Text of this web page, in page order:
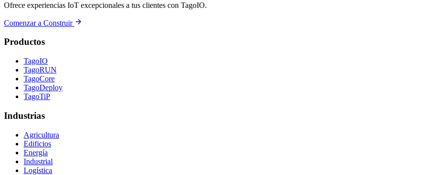
Ofrece experiencias IoT excepcionales a tus clientes con TagoIO.
Comenzar a Construir
Productos
TagoIO
TagoRUN
TagoCore
TagoDeploy
TagoTiP
Industrias
Agricultura
Edificios
Energía
Industrial
Logística